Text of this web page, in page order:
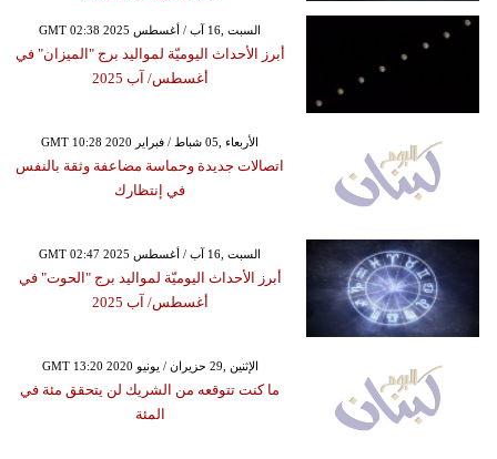
GMT 02:38 2025 السبت ,16 آب / أغسطس
أبرز الأحداث اليوميّة لمواليد برج "الميزان" في
أغسطس/ آب 2025
GMT 10:28 2020 الأربعاء ,05 شباط / فبراير
اتصالات جديدة وحماسة مضاعفة وثقة بالنفس
في إنتظارك
GMT 02:47 2025 السبت ,16 آب / أغسطس
أبرز الأحداث اليوميّة لمواليد برج "الحوت" في
أغسطس/ آب 2025
GMT 13:20 2020 الإثنين ,29 حزيران / يونيو
ما كنت تتوقعه من الشريك لن يتحقق مئة في
المئة